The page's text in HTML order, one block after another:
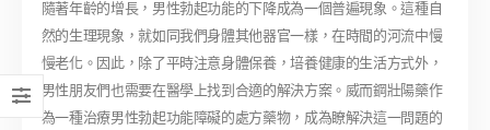
隨著年齡的增長，男性勃起功能的下降成為一個普遍現象。這種自
然的生理現象，就如同我們身體其他器官一樣，在時間的河流中慢
慢老化。因此，除了平時注意身體保養，培養健康的生活方式外，
男性朋友們也需要在醫學上找到合適的解決方案。威而鋼壯陽藥作
為一種治療男性勃起功能障礙的處方藥物，成為瞭解決這一問題的